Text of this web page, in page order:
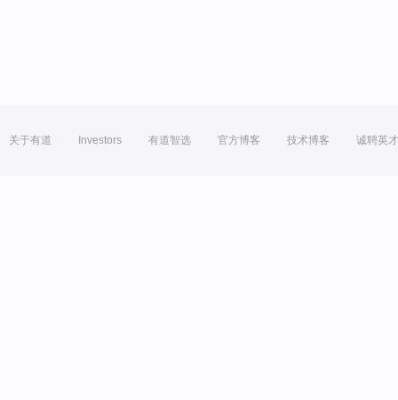
关于有道 Investors 有道智选 官方博客 技术博客 诚聘英才